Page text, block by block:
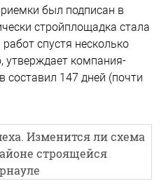
был подписан в
стройплощадка стала
спустя несколько
утверждает компания-
составил 147 дней (почти
Изменится ли схема
строящейся